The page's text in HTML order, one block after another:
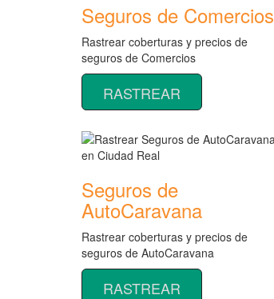
Seguros de Comercios
Rastrear coberturas y precios de
seguros de Comercios
RASTREAR
Seguros de
AutoCaravana
Rastrear coberturas y precios de
seguros de AutoCaravana
RASTREAR